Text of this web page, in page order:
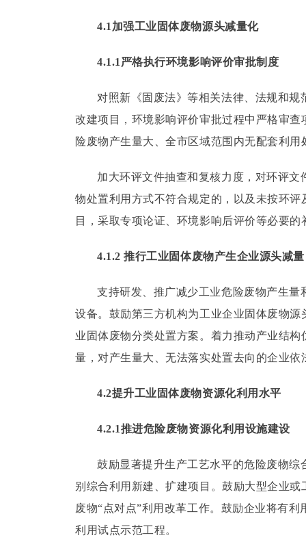
4.1加强工业固体废物源头减量化
4.1.1严格执行环境影响评价审批制度
对照新《固废法》等相关法律、法规和
改建项目，环境影响评价审批过程中严格审
险废物产生量大、全市区域范围内无配套利用
加大环评文件抽查和复核力度，对环评
物处置利用方式不符合规定的，以及未按环
目，采取专项论证、环境影响后评价等必要
4.1.2 推行工业固体废物产生企业源头减量
支持研发、推广减少工业危险废物产生
设备。 鼓励第三方机构为工业企业固体废物
业固体废物分类处置方案。 着力推动产业结构
量，对产生量大、无法落实处置去向的企业依
4.2提升工业固体废物资源化利用水平
4.2.1推进危险废物资源化利用设施建设
鼓励显著提升生产工艺水平的危险废物
别综合利用新建、扩建项目。鼓励大型企业或
废物“点对点”利用改革工作。 鼓励企业将有利
利用试点示范工程。